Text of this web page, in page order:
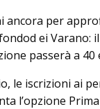
ancora per
ei Varano:
passerà a
le iscrizioni ai
l’opzione